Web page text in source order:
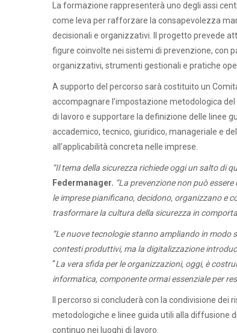
La formazione rappresenterà uno degli assi
come leva per rafforzare la consapevolezza
decisionali e organizzativi. Il progetto prevede
figure coinvolte nei sistemi di prevenzione, con
organizzativi, strumenti gestionali e pratiche
A supporto del percorso sarà costituito un
accompagnare l’impostazione metodologica
di lavoro e supportare la definizione delle linee
accademico, tecnico, giuridico, manageriale e
all’applicabilità concreta nelle imprese.
“Il tema della sicurezza richiede oggi un salto di
Federmanager. “La prevenzione non può
le imprese pianificano, decidono, organizzano e
trasformare la cultura della sicurezza in
“Le nuove tecnologie stanno ampliando in modo
contesti produttivi, ma la digitalizzazione
“La vera sfida per le organizzazioni, oggi, è
informatica, componente ormai essenziale per
Il percorso si concluderà con la condivisione
metodologiche e linee guida utili alla diffusione
continuo nei luoghi di lavoro.